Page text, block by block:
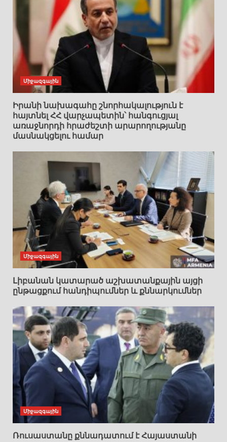
Միջազգային
Իրանի նախագահը շնորհակալություն է
հայտնել ՀՀ վարչապետին՝ հանգուցյալ
առաջնորդի հրաժեշտի արարողությանը
մասնակցելու համար
Միջազգային
Լիբանան կատարած աշխատանքային այցի
ընթացքում հանդիպումներ և քննարկումներ
Միջազգային
Ռուսաստանը քննադատում է Հայաստանի